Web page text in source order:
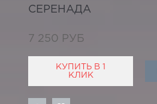
СЕРЕНАДА
7 250 РУБ
КУПИТЬ В 1
КЛИК